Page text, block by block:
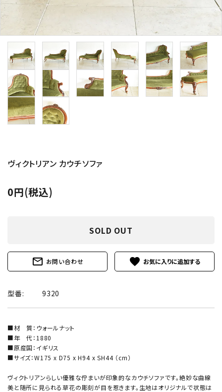
プライバシーポリシー
特定商取引法について
お問い合わせ
ヴィクトリアン カウチソファ
0円(税込)
SOLD OUT
mail_outline お問い合わせ favorite
型番: 9320
■材 質：ウォールナット
■年 代：1880
■原産国：イギリス
■サイズ：W175 x D75 x H94 x SH44 （cm）
ヴィクトリアンらしい優雅な佇まいが印象的なカウチソファです。絶妙な曲線
美と随所に見られる草花の彫刻が目を惹きます。生地はオリジナルで状態は